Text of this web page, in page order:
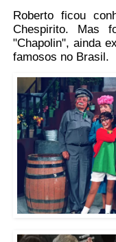
Roberto ficou
Chespirito. Mas
"Chapolin", ainda
famosos no Brasil.